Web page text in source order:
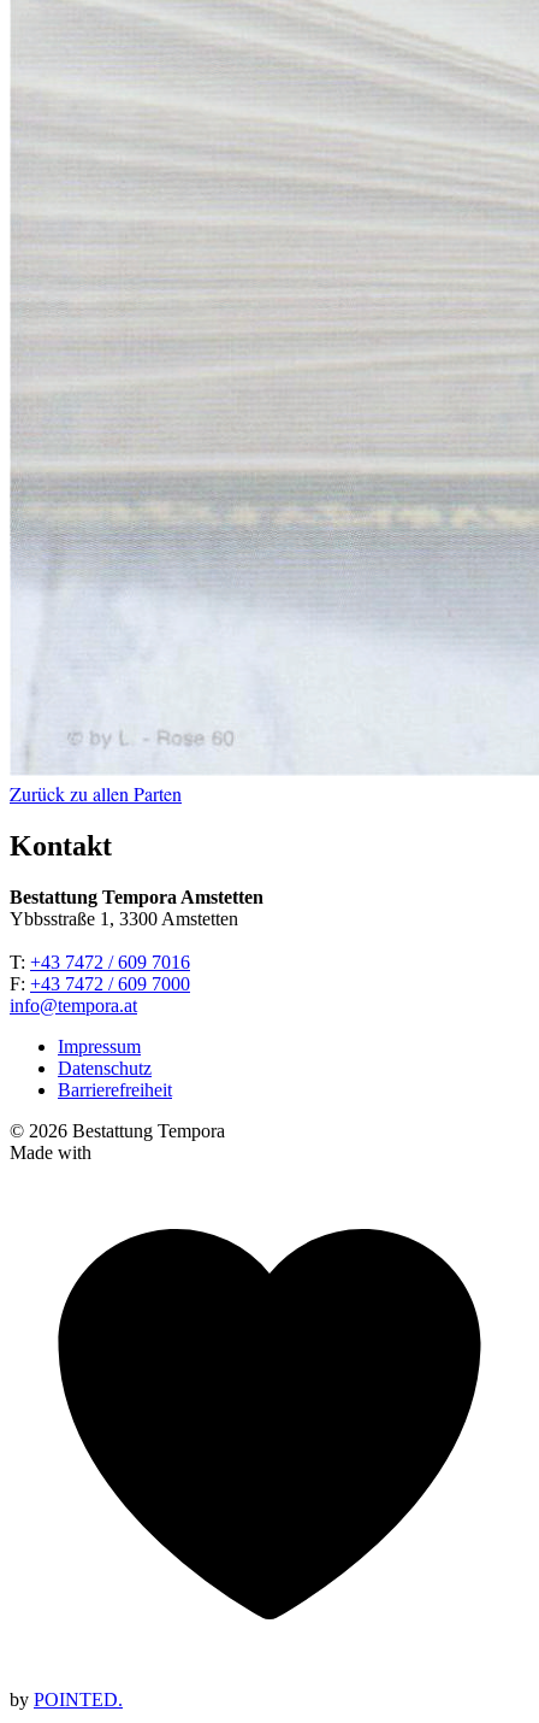
Zurück zu allen Parten
Kontakt
Bestattung Tempora Amstetten
Ybbsstraße 1, 3300 Amstetten
T: +43 7472 / 609 7016
F: +43 7472 / 609 7000
info@tempora.at
Impressum
Datenschutz
Barrierefreiheit
© 2026 Bestattung Tempora
Made with
by POINTED.